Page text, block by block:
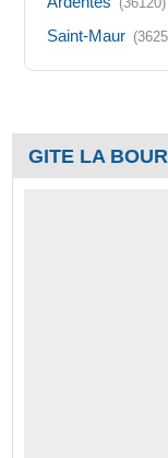
Saint-Maur
GITE LA